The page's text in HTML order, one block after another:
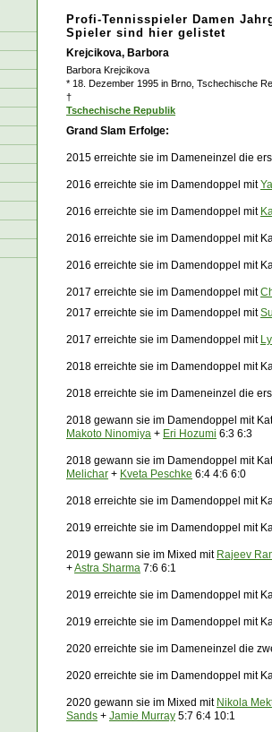
Profi-Tennisspieler Damen
Spieler sind hier gelistet
Krejcikova, Barbora
Barbora Krejcikova
* 18. Dezember 1995 in Brno, Tschechische
†
Tschechische Republik
Grand Slam Erfolge:
2015 erreichte sie im Dameneinzel die
2016 erreichte sie im Damendoppel mit
2016 erreichte sie im Damendoppel mit
2016 erreichte sie im Damendoppel mit
2016 erreichte sie im Damendoppel mit
2017 erreichte sie im Damendoppel mit
2017 erreichte sie im Damendoppel mit
2017 erreichte sie im Damendoppel mit
2018 erreichte sie im Damendoppel mit
2018 erreichte sie im Dameneinzel die
2018 gewann sie im Damendoppel mit
Makoto Ninomiya + Eri Hozumi 6:3 6:3
2018 gewann sie im Damendoppel mit
Melichar + Kveta Peschke 6:4 4:6 6:0
2018 erreichte sie im Damendoppel mit
2019 erreichte sie im Damendoppel mit
2019 gewann sie im Mixed mit Rajeev
+Astra Sharma 7:6 6:1
2019 erreichte sie im Damendoppel mit
2019 erreichte sie im Damendoppel mit
2020 erreichte sie im Dameneinzel die
2020 erreichte sie im Damendoppel mit
2020 gewann sie im Mixed mit Nikola
Sands + Jamie Murray 5:7 6:4 10:1